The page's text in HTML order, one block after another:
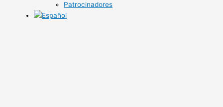
Patrocinadores